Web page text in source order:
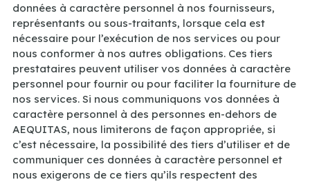
données à caractère personnel à nos fournisseurs,
représentants ou sous-traitants, lorsque cela est
nécessaire pour l’exécution de nos services ou pour
nous conformer à nos autres obligations. Ces tiers
prestataires peuvent utiliser vos données à caractère
personnel pour fournir ou pour faciliter la fourniture de
nos services. Si nous communiquons vos données à
caractère personnel à des personnes en-dehors de
AEQUITAS, nous limiterons de façon appropriée, si
c’est nécessaire, la possibilité des tiers d’utiliser et de
communiquer ces données à caractère personnel et
nous exigerons de ce tiers qu’ils respectent des